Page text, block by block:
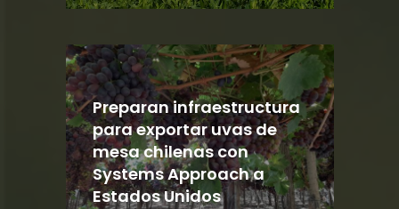
Preparan infraestructura
para exportar uvas de
mesa chilenas con
Systems Approach a
Estados Unidos